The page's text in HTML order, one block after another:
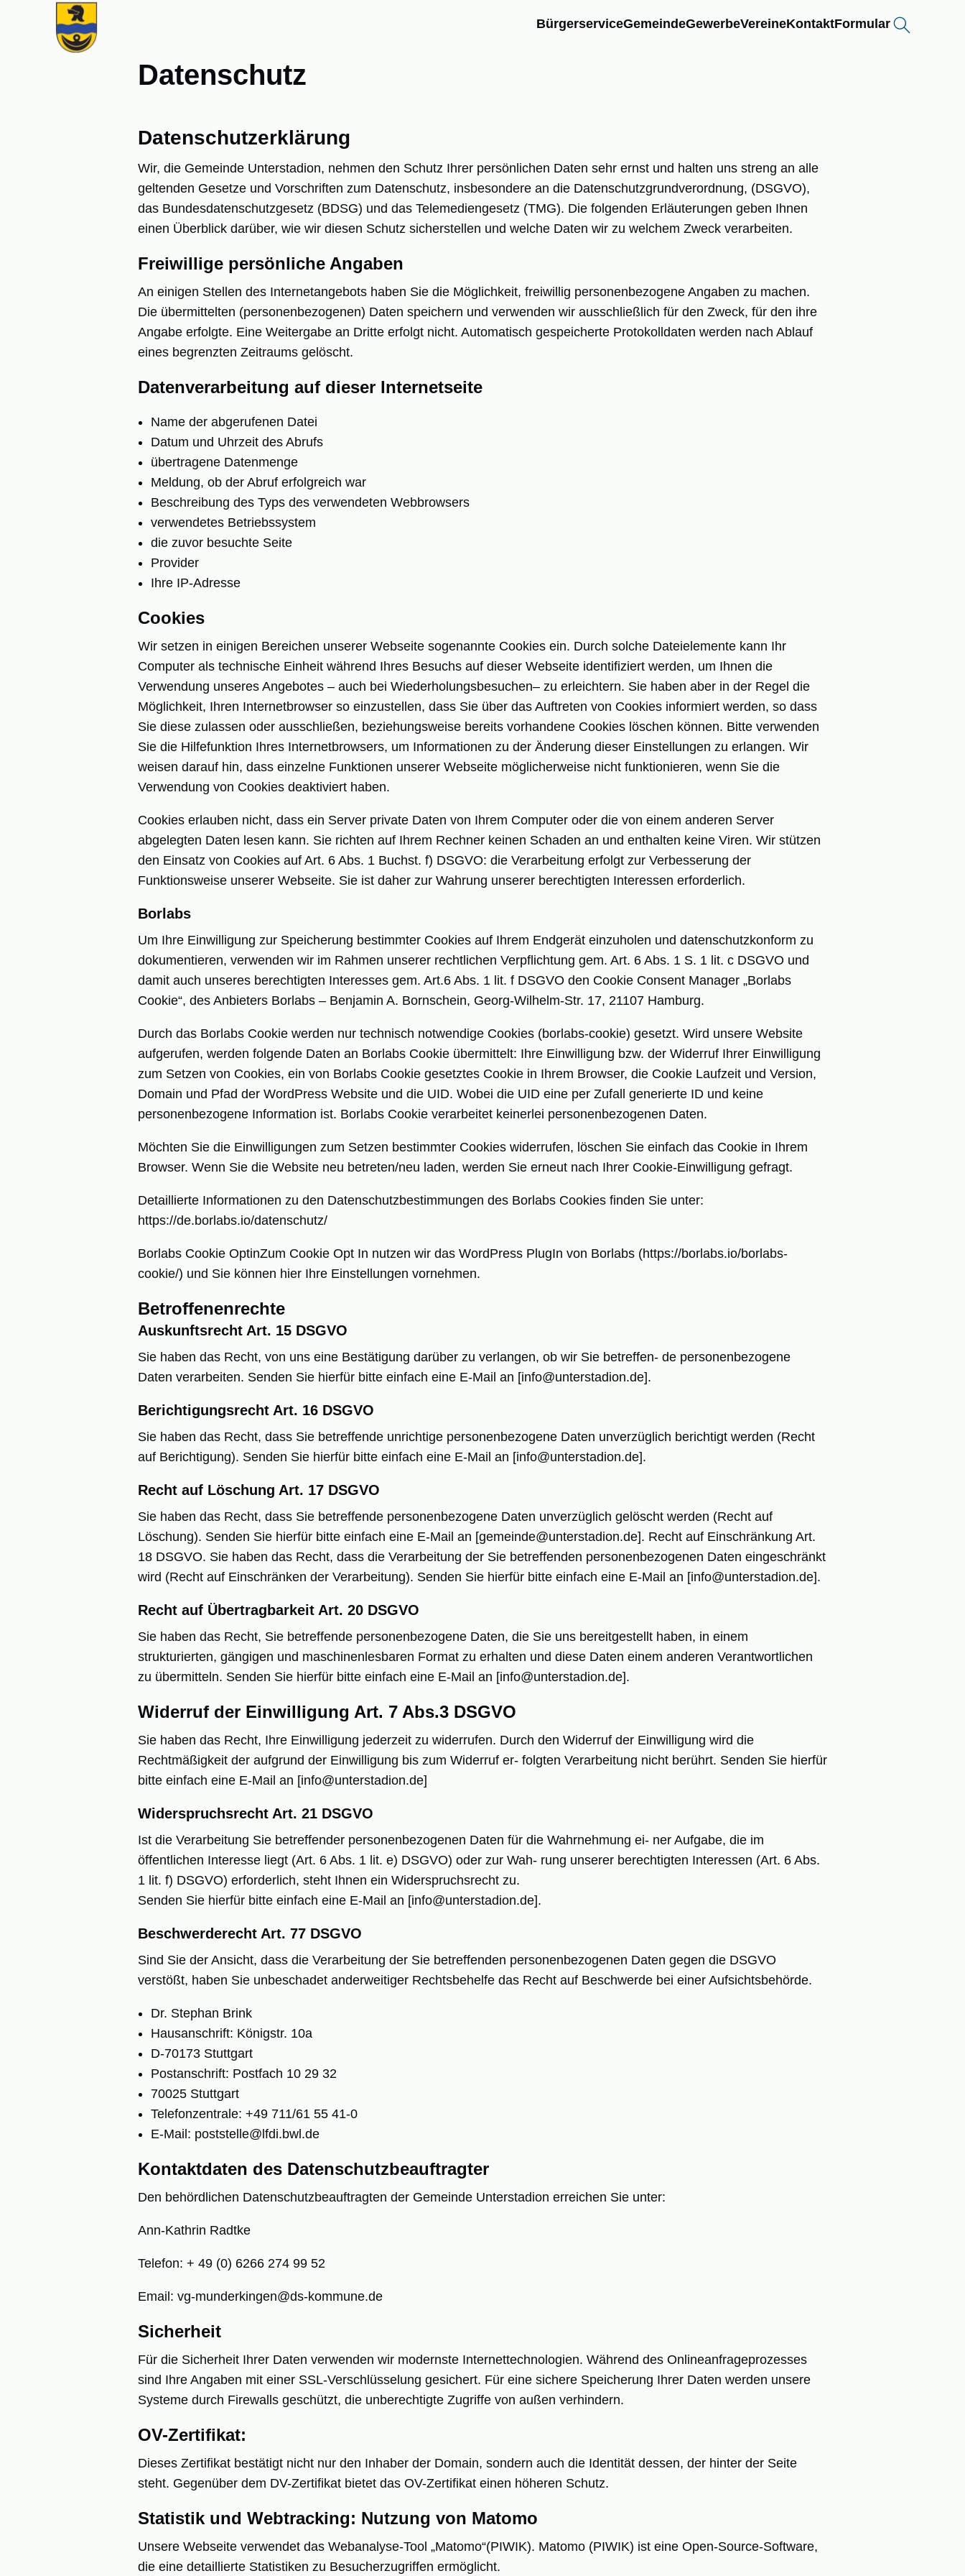
Gemeinde Unterstadion
BürgerserviceGemeindeGewerbeVereineKontaktFormularWebseite
Datenschutz
Datenschutzerklärung
Wir, die Gemeinde Unterstadion, nehmen den Schutz Ihrer persönlichen Daten sehr ernst und halten uns streng an alle
geltenden Gesetze und Vorschriften zum Datenschutz, insbesondere an die Datenschutzgrundverordnung, (DSGVO),
das Bundesdatenschutzgesetz (BDSG) und das Telemediengesetz (TMG). Die folgenden Erläuterungen geben Ihnen
einen Überblick darüber, wie wir diesen Schutz sicherstellen und welche Daten wir zu welchem Zweck verarbeiten.
Freiwillige persönliche Angaben
An einigen Stellen des Internetangebots haben Sie die Möglichkeit, freiwillig personenbezogene Angaben zu machen.
Die übermittelten (personenbezogenen) Daten speichern und verwenden wir ausschließlich für den Zweck, für den ihre
Angabe erfolgte. Eine Weitergabe an Dritte erfolgt nicht. Automatisch gespeicherte Protokolldaten werden nach Ablauf
eines begrenzten Zeitraums gelöscht.
Datenverarbeitung auf dieser Internetseite
Name der abgerufenen Datei
Datum und Uhrzeit des Abrufs
übertragene Datenmenge
Meldung, ob der Abruf erfolgreich war
Beschreibung des Typs des verwendeten Webbrowsers
verwendetes Betriebssystem
die zuvor besuchte Seite
Provider
Ihre IP-Adresse
Cookies
Wir setzen in einigen Bereichen unserer Webseite sogenannte Cookies ein. Durch solche Dateielemente kann Ihr
Computer als technische Einheit während Ihres Besuchs auf dieser Webseite identifiziert werden, um Ihnen die
Verwendung unseres Angebotes – auch bei Wiederholungsbesuchen– zu erleichtern. Sie haben aber in der Regel die
Möglichkeit, Ihren Internetbrowser so einzustellen, dass Sie über das Auftreten von Cookies informiert werden, so dass
Sie diese zulassen oder ausschließen, beziehungsweise bereits vorhandene Cookies löschen können. Bitte verwenden
Sie die Hilfefunktion Ihres Internetbrowsers, um Informationen zu der Änderung dieser Einstellungen zu erlangen. Wir
weisen darauf hin, dass einzelne Funktionen unserer Webseite möglicherweise nicht funktionieren, wenn Sie die
Verwendung von Cookies deaktiviert haben.
Cookies erlauben nicht, dass ein Server private Daten von Ihrem Computer oder die von einem anderen Server
abgelegten Daten lesen kann. Sie richten auf Ihrem Rechner keinen Schaden an und enthalten keine Viren. Wir stützen
den Einsatz von Cookies auf Art. 6 Abs. 1 Buchst. f) DSGVO: die Verarbeitung erfolgt zur Verbesserung der
Funktionsweise unserer Webseite. Sie ist daher zur Wahrung unserer berechtigten Interessen erforderlich.
Borlabs
Um Ihre Einwilligung zur Speicherung bestimmter Cookies auf Ihrem Endgerät einzuholen und datenschutzkonform zu
dokumentieren, verwenden wir im Rahmen unserer rechtlichen Verpflichtung gem. Art. 6 Abs. 1 S. 1 lit. c DSGVO und
damit auch unseres berechtigten Interesses gem. Art.6 Abs. 1 lit. f DSGVO den Cookie Consent Manager „Borlabs
Cookie“, des Anbieters Borlabs – Benjamin A. Bornschein, Georg-Wilhelm-Str. 17, 21107 Hamburg.
Durch das Borlabs Cookie werden nur technisch notwendige Cookies (borlabs-cookie) gesetzt. Wird unsere Website
aufgerufen, werden folgende Daten an Borlabs Cookie übermittelt: Ihre Einwilligung bzw. der Widerruf Ihrer Einwilligung
zum Setzen von Cookies, ein von Borlabs Cookie gesetztes Cookie in Ihrem Browser, die Cookie Laufzeit und Version,
Domain und Pfad der WordPress Website und die UID. Wobei die UID eine per Zufall generierte ID und keine
personenbezogene Information ist. Borlabs Cookie verarbeitet keinerlei personenbezogenen Daten.
Möchten Sie die Einwilligungen zum Setzen bestimmter Cookies widerrufen, löschen Sie einfach das Cookie in Ihrem
Browser. Wenn Sie die Website neu betreten/neu laden, werden Sie erneut nach Ihrer Cookie-Einwilligung gefragt.
Detaillierte Informationen zu den Datenschutzbestimmungen des Borlabs Cookies finden Sie unter:
https://de.borlabs.io/datenschutz/
Borlabs Cookie OptinZum Cookie Opt In nutzen wir das WordPress PlugIn von Borlabs (https://borlabs.io/borlabs-
cookie/) und Sie können hier Ihre Einstellungen vornehmen.
Betroffenenrechte
Auskunftsrecht Art. 15 DSGVO
Sie haben das Recht, von uns eine Bestätigung darüber zu verlangen, ob wir Sie betreffen- de personenbezogene
Daten verarbeiten. Senden Sie hierfür bitte einfach eine E-Mail an [info@unterstadion.de].
Berichtigungsrecht Art. 16 DSGVO
Sie haben das Recht, dass Sie betreffende unrichtige personenbezogene Daten unverzüglich berichtigt werden (Recht
auf Berichtigung). Senden Sie hierfür bitte einfach eine E-Mail an [info@unterstadion.de].
Recht auf Löschung Art. 17 DSGVO
Sie haben das Recht, dass Sie betreffende personenbezogene Daten unverzüglich gelöscht werden (Recht auf
Löschung). Senden Sie hierfür bitte einfach eine E-Mail an [gemeinde@unterstadion.de]. Recht auf Einschränkung Art.
18 DSGVO. Sie haben das Recht, dass die Verarbeitung der Sie betreffenden personenbezogenen Daten eingeschränkt
wird (Recht auf Einschränken der Verarbeitung). Senden Sie hierfür bitte einfach eine E-Mail an [info@unterstadion.de].
Recht auf Übertragbarkeit Art. 20 DSGVO
Sie haben das Recht, Sie betreffende personenbezogene Daten, die Sie uns bereitgestellt haben, in einem
strukturierten, gängigen und maschinenlesbaren Format zu erhalten und diese Daten einem anderen Verantwortlichen
zu übermitteln. Senden Sie hierfür bitte einfach eine E-Mail an [info@unterstadion.de].
Widerruf der Einwilligung Art. 7 Abs.3 DSGVO
Sie haben das Recht, Ihre Einwilligung jederzeit zu widerrufen. Durch den Widerruf der Einwilligung wird die
Rechtmäßigkeit der aufgrund der Einwilligung bis zum Widerruf er- folgten Verarbeitung nicht berührt. Senden Sie hierfür
bitte einfach eine E-Mail an [info@unterstadion.de]
Widerspruchsrecht Art. 21 DSGVO
Ist die Verarbeitung Sie betreffender personenbezogenen Daten für die Wahrnehmung ei- ner Aufgabe, die im
öffentlichen Interesse liegt (Art. 6 Abs. 1 lit. e) DSGVO) oder zur Wah- rung unserer berechtigten Interessen (Art. 6 Abs.
1 lit. f) DSGVO) erforderlich, steht Ihnen ein Widerspruchsrecht zu.
Senden Sie hierfür bitte einfach eine E-Mail an [info@unterstadion.de].
Beschwerderecht Art. 77 DSGVO
Sind Sie der Ansicht, dass die Verarbeitung der Sie betreffenden personenbezogenen Daten gegen die DSGVO
verstößt, haben Sie unbeschadet anderweitiger Rechtsbehelfe das Recht auf Beschwerde bei einer Aufsichtsbehörde.
Dr. Stephan Brink
Hausanschrift: Königstr. 10a
D-70173 Stuttgart
Postanschrift: Postfach 10 29 32
70025 Stuttgart
Telefonzentrale: +49 711/61 55 41-0
E-Mail: poststelle@lfdi.bwl.de
Kontaktdaten des Datenschutzbeauftragter
Den behördlichen Datenschutzbeauftragten der Gemeinde Unterstadion erreichen Sie unter:
Ann-Kathrin Radtke
Telefon: + 49 (0) 6266 274 99 52
Email: vg-munderkingen@ds-kommune.de
Sicherheit
Für die Sicherheit Ihrer Daten verwenden wir modernste Internettechnologien. Während des Onlineanfrageprozesses
sind Ihre Angaben mit einer SSL-Verschlüsselung gesichert. Für eine sichere Speicherung Ihrer Daten werden unsere
Systeme durch Firewalls geschützt, die unberechtigte Zugriffe von außen verhindern.
OV-Zertifikat:
Dieses Zertifikat bestätigt nicht nur den Inhaber der Domain, sondern auch die Identität dessen, der hinter der Seite
steht. Gegenüber dem DV-Zertifikat bietet das OV-Zertifikat einen höheren Schutz.
Statistik und Webtracking: Nutzung von Matomo
Unsere Webseite verwendet das Webanalyse-Tool „Matomo“(PIWIK). Matomo (PIWIK) ist eine Open-Source-Software,
die eine detaillierte Statistiken zu Besucherzugriffen ermöglicht.